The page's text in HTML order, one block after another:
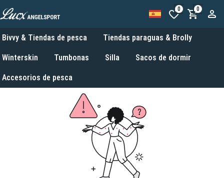
0 0
Bivvy & Tiendas de pesca Tiendas paraguas & Brolly
Winterskin Tumbonas Silla Sacos de dormir
Accesorios de pesca